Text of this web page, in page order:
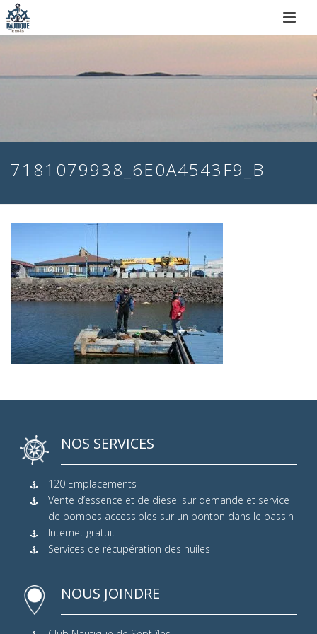
7181079938_6E0A4543F9_B
NOS SERVICES
120 Emplacements
Vente d’essence et de diesel sur demande et service
de pompes accessibles sur un ponton dans le bassin
Internet gratuit
Services de récupération des huiles
NOUS JOINDRE